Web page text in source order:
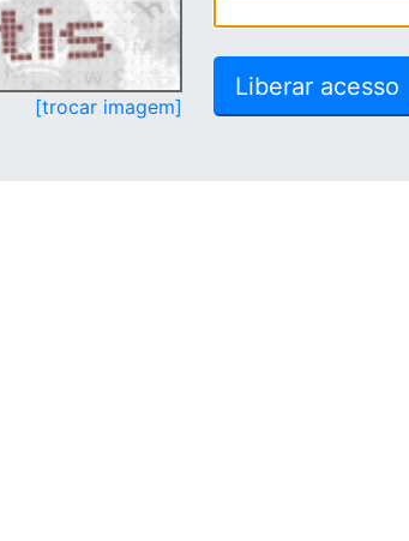
[trocar imagem]